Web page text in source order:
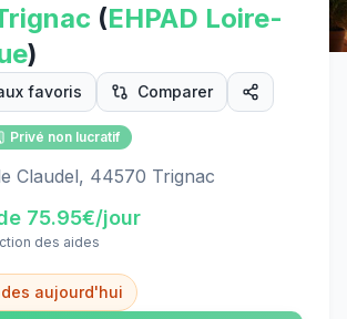
(EHPAD Loire-
)
favoris Comparer
Privé non lucratif
Claudel, 44570 Trignac
75.95€/jour
des aides
aujourd'hui